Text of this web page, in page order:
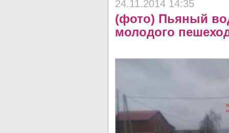
24.11.2014 14:35
(фото) Пьяный
молодого